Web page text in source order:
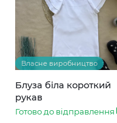
Власне виробництво
Блуза біла короткий
рукав
Готово до відправлення